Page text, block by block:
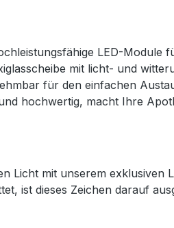
LED-Module
mit licht- und
für den einfachen
hochwertig, macht Ihre
Licht mit unserem
ist dieses Zeichen darauf